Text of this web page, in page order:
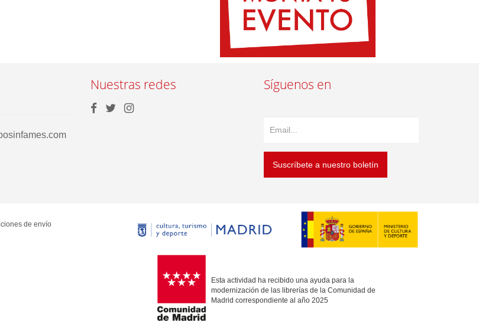
Nuestras redes Síguenos en
Suscríbete a nuestro boletín
Esta actividad ha recibido una ayuda para la
modernización de las librerías de la Comunidad de
Madrid correspondiente al año 2025
de envío